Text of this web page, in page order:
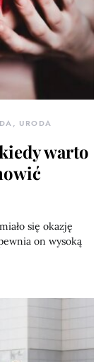
URODA
warto
się okazję
on wysoką